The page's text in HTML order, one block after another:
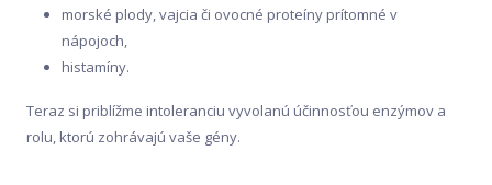
morské plody, vajcia či ovocné proteíny prítomné v
nápojoch,
histamíny.
Teraz si priblížme intoleranciu vyvolanú účinnosťou enzýmov a
rolu, ktorú zohrávajú vaše gény.